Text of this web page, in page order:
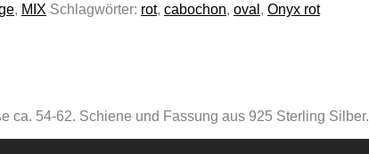
, MIX Schlagwörter: rot, cabochon, oval , Onyx rot
ca. 54-62. Schiene und Fassung aus 925 Sterling Silber.